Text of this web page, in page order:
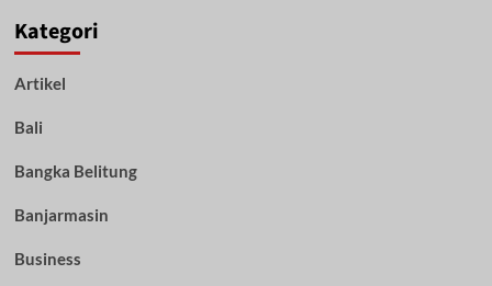
Kategori
Artikel
Bali
Bangka Belitung
Banjarmasin
Business